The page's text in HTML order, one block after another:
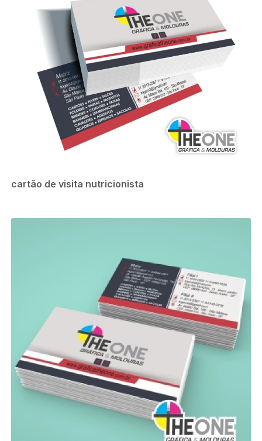
cartão de visita nutricionista